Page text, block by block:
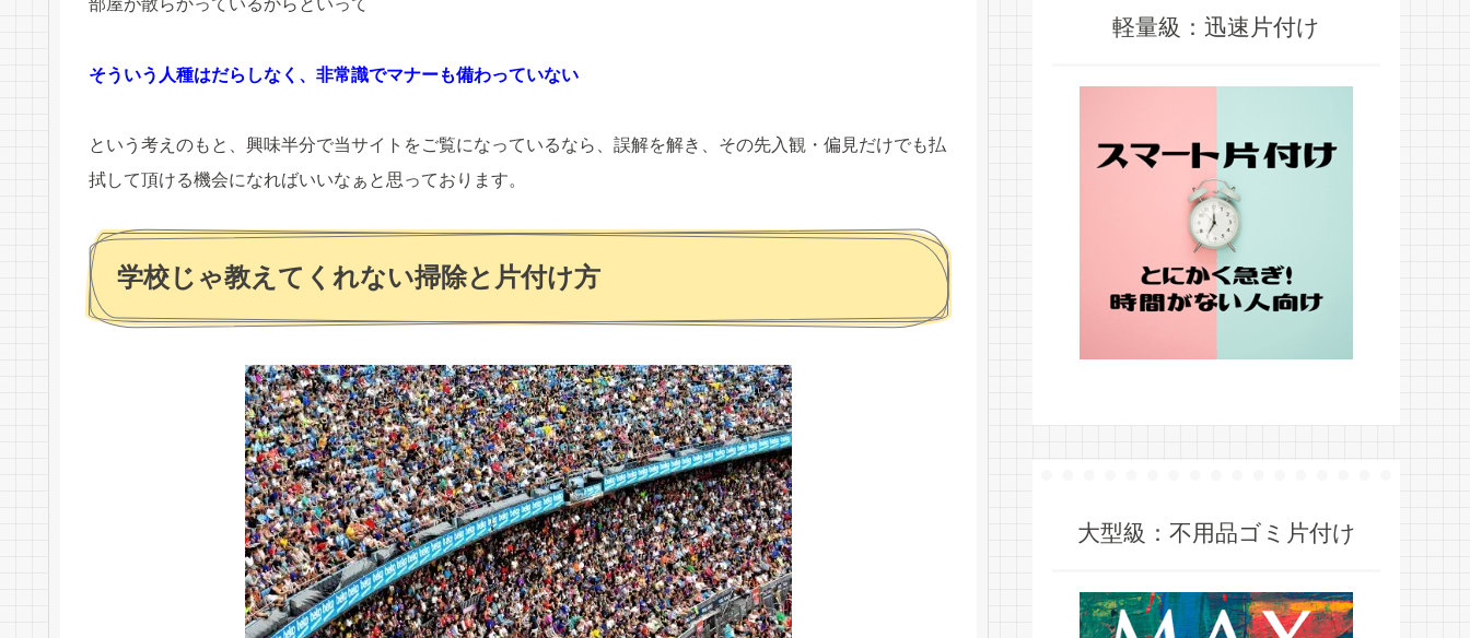
部屋が散らかっているからといって
そういう人種はだらしなく、非常識でマナーも備わっていない
という考えのもと、興味半分で当サイトをご覧になっているなら、誤解を解き、その先入観・偏見だけでも払
拭して頂ける機会になればいいなぁと思っております。
学校じゃ教えてくれない掃除と片付け方
軽量級：迅速片付け
大型級：不用品ゴミ片付け